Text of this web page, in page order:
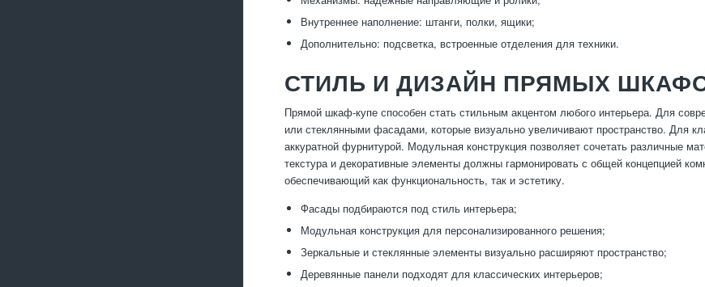
Внутреннее наполнение: штанги, полки, ящики;
Дополнительно: подсветка, встроенные отделения для техники.
СТИЛЬ И ДИЗАЙН ПРЯМЫХ
Прямой шкаф-купе способен стать стильным акцентом любого интерьера. Для
или стеклянными фасадами, которые визуально увеличивают пространство. Для
аккуратной фурнитурой. Модульная конструкция позволяет сочетать различные
текстура и декоративные элементы должны гармонировать с общей концепцией
обеспечивающий как функциональность, так и эстетику.
Фасады подбираются под стиль интерьера;
Модульная конструкция для персонализированного решения;
Зеркальные и стеклянные элементы визуально расширяют пространство;
Деревянные панели подходят для классических интерьеров;